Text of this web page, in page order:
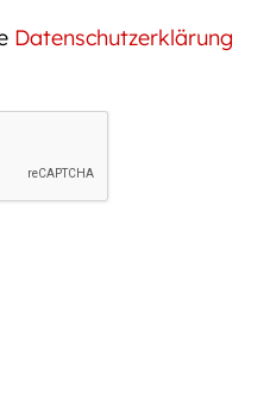
Datenschutzerklärung